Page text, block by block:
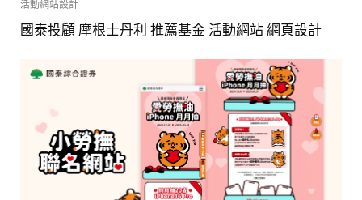
活動網站設計
國泰投顧 摩根士丹利 推薦基金 活動網站 網頁設計